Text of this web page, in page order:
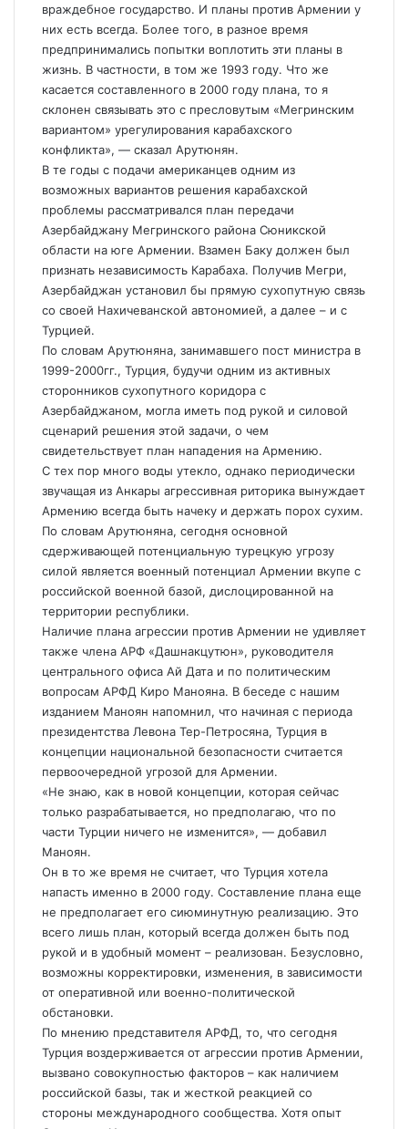
враждебное государство. И планы против Армении у
них есть всегда. Более того, в разное время
предпринимались попытки воплотить эти планы в
жизнь. В частности, в том же 1993 году. Что же
касается составленного в 2000 году плана, то я
склонен связывать это с пресловутым «Мегринским
вариантом» урегулирования карабахского
конфликта», — сказал Арутюнян.
В те годы с подачи американцев одним из
возможных вариантов решения карабахской
проблемы рассматривался план передачи
Азербайджану Мегринского района Сюникской
области на юге Армении. Взамен Баку должен был
признать независимость Карабаха. Получив Мегри,
Азербайджан установил бы прямую сухопутную связь
со своей Нахичеванской автономией, а далее – и с
Турцией.
По словам Арутюняна, занимавшего пост министра в
1999-2000гг., Турция, будучи одним из активных
сторонников сухопутного коридора с
Азербайджаном, могла иметь под рукой и силовой
сценарий решения этой задачи, о чем
свидетельствует план нападения на Армению.
С тех пор много воды утекло, однако периодически
звучащая из Анкары агрессивная риторика вынуждает
Армению всегда быть начеку и держать порох сухим.
По словам Арутюняна, сегодня основной
сдерживающей потенциальную турецкую угрозу
силой является военный потенциал Армении вкупе с
российской военной базой, дислоцированной на
территории республики.
Наличие плана агрессии против Армении не удивляет
также члена АРФ «Дашнакцутюн», руководителя
центрального офиса Ай Дата и по политическим
вопросам АРФД Киро Манояна. В беседе с нашим
изданием Маноян напомнил, что начиная с периода
президентства Левона Тер-Петросяна, Турция в
концепции национальной безопасности считается
первоочередной угрозой для Армении.
«Не знаю, как в новой концепции, которая сейчас
только разрабатывается, но предполагаю, что по
части Турции ничего не изменится», — добавил
Маноян.
Он в то же время не считает, что Турция хотела
напасть именно в 2000 году. Составление плана еще
не предполагает его сиюминутную реализацию. Это
всего лишь план, который всегда должен быть под
рукой и в удобный момент – реализован. Безусловно,
возможны корректировки, изменения, в зависимости
от оперативной или военно-политической
обстановки.
По мнению представителя АРФД, то, что сегодня
Турция воздерживается от агрессии против Армении,
вызвано совокупностью факторов – как наличием
российской базы, так и жесткой реакцией со
стороны международного сообщества. Хотя опыт